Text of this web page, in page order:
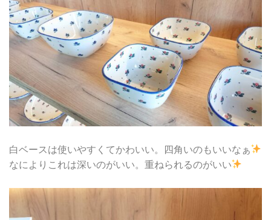
白ベースは使いやすくてかわいい。四角いのもいいなぁ
なによりこれは深いのがいい。重ねられるのがいい